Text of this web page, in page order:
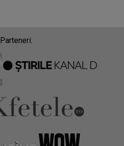
Parteneri: